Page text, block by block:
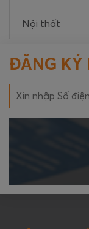
Nội thất
ĐĂNG KÝ